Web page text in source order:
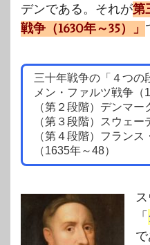
デンである。それが第
戦争（1630年～35）」
三十年戦争の「４つの
メン・ファルツ戦争（
（第２段階）デンマー
（第３段階）スウェー
（第４段階）フラン
（1635年～48）
「